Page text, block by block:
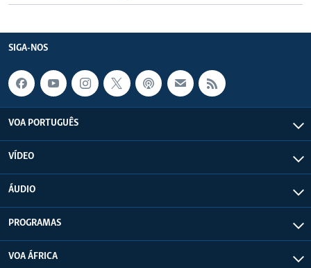
SIGA-NOS
VOA PORTUGUÊS
VÍDEO
ÁUDIO
PROGRAMAS
VOA ÁFRICA